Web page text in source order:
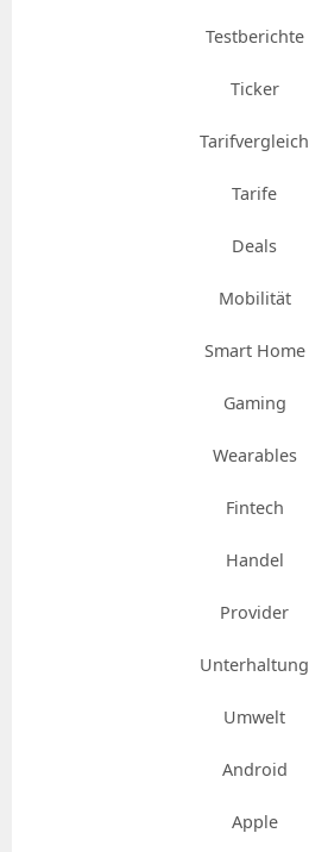
Testberichte
Ticker
Tarifvergleich
Tarife
Deals
Mobilität
Smart Home
Gaming
Wearables
Fintech
Handel
Provider
Unterhaltung
Umwelt
Android
Apple